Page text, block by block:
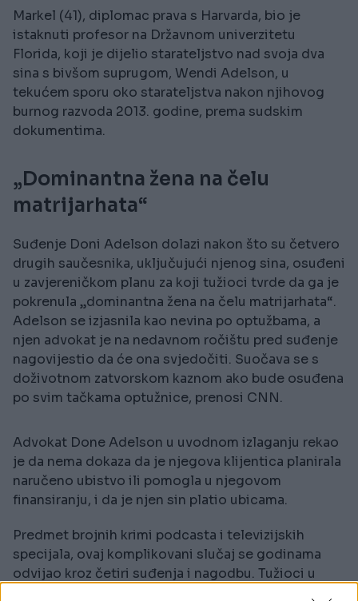
Markel (41), diplomac prava s Harvarda, bio je
istaknuti profesor na Državnom univerzitetu
Florida, koji je dijelio starateljstvo nad svoja dva
sina s bivšom suprugom, Wendi Adelson, u
tekućem sporu oko starateljstva nakon njihovog
burnog razvoda 2013. godine, prema sudskim
dokumentima.
„Dominantna žena na čelu
matrijarhata“
Suđenje Doni Adelson dolazi nakon što su četvero
drugih saučesnika, uključujući njenog sina, osuđeni
u zavjereničkom planu za koji tužioci tvrde da ga je
pokrenula „dominantna žena na čelu matrijarhata“.
Adelson se izjasnila kao nevina po optužbama, a
njen advokat je na nedavnom ročištu pred suđenje
nagovijestio da će ona svjedočiti. Suočava se s
doživotnom zatvorskom kaznom ako bude osuđena
po svim tačkama optužnice, prenosi CNN.
Advokat Done Adelson u uvodnom izlaganju rekao
je da nema dokaza da je njegova klijentica planirala
naručeno ubistvo ili pomogla u njegovom
finansiranju, i da je njen sin platio ubicama.
Predmet brojnih krimi podcasta i televizijskih
specijala, ovaj komplikovani slučaj se godinama
odvijao kroz četiri suđenja i nagodbu. Tužioci u